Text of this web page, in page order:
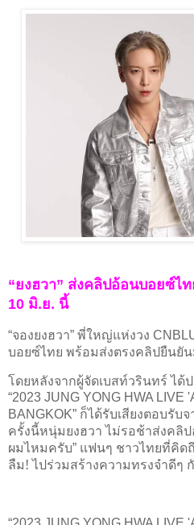
“ยงฮวา” ส่งคลิปอ้อนบอยซ์ไ
10 มิ.ย. นี้
“จองยงฮวา” พี่ใหญ่แห่งวง
บอยซ์ไทย พร้อมส่งตรงคลิปยืนยั
โดยหลังจากผู้จัดเบสท์วรินทร์ ได้
“2023 JUNG YONG HWA LIVE
BANGKOK” ก็ได้รับเสียงตอบรับ
ครั้งนี้หนุ่มยงฮวา ไม่รอช้าส่งคลิ
ผมไหมครับ” แฟนๆ ชาวไทยที่คิด
ลืม! ไปร่วมสร้างความทรงจำดีๆ